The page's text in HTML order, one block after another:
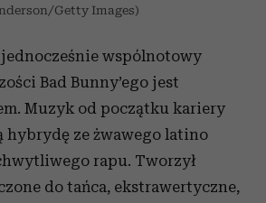
Getty Images)
wspólnotowy
Bad Bunny’ego jest
Muzyk od początku kariery
hybrydę ze żwawego latino
rapu. Tworzył
do tańca, ekstrawertyczne,